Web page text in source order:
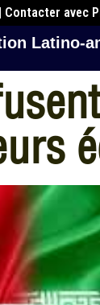
| Contacter avec
Latino-